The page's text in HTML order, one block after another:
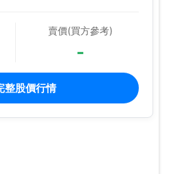
賣價(買方參考)
-
整股價行情